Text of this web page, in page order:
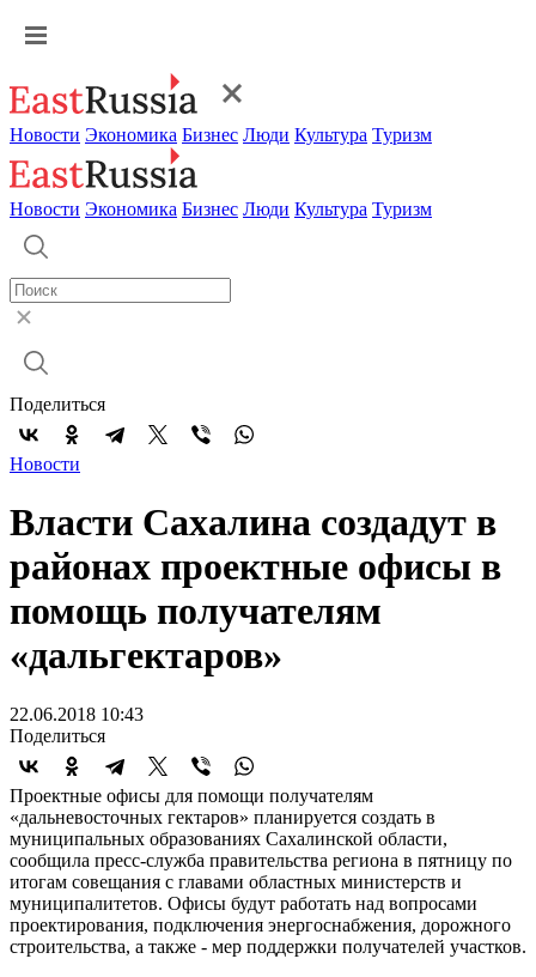
Новости Экономика Бизнес Люди Культура Туризм
Новости Экономика Бизнес Люди Культура Туризм
Поделиться
Новости
Власти Сахалина создадут в
районах проектные офисы в
помощь получателям
«дальгектаров»
22.06.2018 10:43
Поделиться
Проектные офисы для помощи получателям
«дальневосточных гектаров» планируется создать в
муниципальных образованиях Сахалинской области,
сообщила пресс-служба правительства региона в пятницу по
итогам совещания с главами областных министерств и
муниципалитетов. Офисы будут работать над вопросами
проектирования, подключения энергоснабжения, дорожного
строительства, а также - мер поддержки получателей участков.